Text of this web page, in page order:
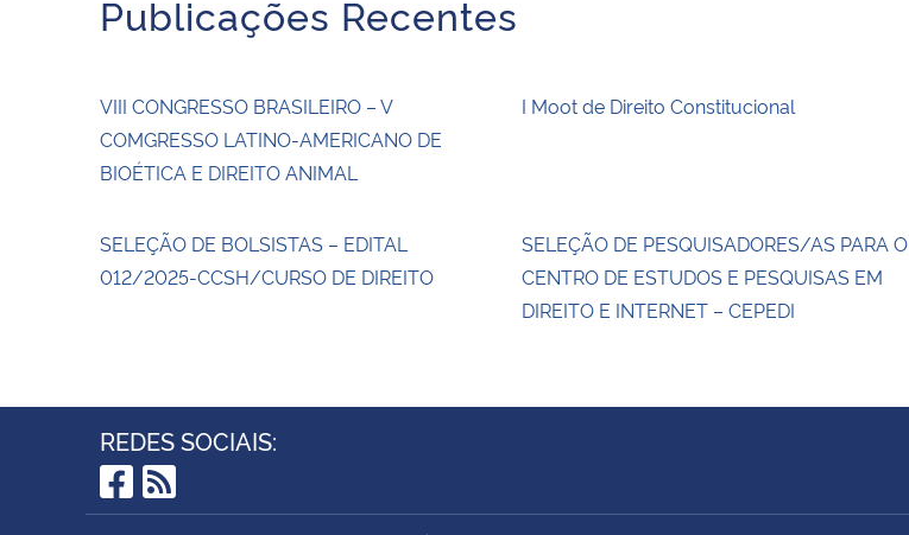
Publicações Recentes
VIII CONGRESSO BRASILEIRO – V
COMGRESSO LATINO-AMERICANO DE
BIOÉTICA E DIREITO ANIMAL
I Moot de Direito Constitucional
SELEÇÃO DE BOLSISTAS – EDITAL
012/2025-CCSH/CURSO DE DIREITO
SELEÇÃO DE PESQUISADORES/AS PARA O
CENTRO DE ESTUDOS E PESQUISAS EM
DIREITO E INTERNET – CEPEDI
REDES SOCIAIS:
Facebook
RSS